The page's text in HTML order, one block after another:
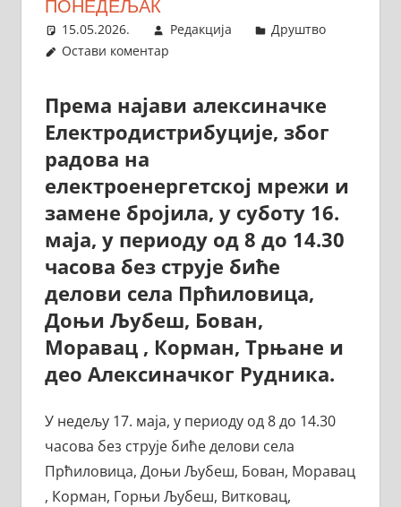
ПОНЕДЕЉАК
15.05.2026. Редакција
Друштво
Остави коментар
Према најави алексиначке
Електродистрибуције, због
радова на
електроенергетској мрежи и
замене бројила, у суботу 16.
маја, у периоду од 8 до 14.30
часова без струје биће
делови села Прћиловица,
Доњи Љубеш, Бован,
Моравац , Корман, Трњане и
део Алексиначког Рудника.
У недељу 17. маја, у периоду од 8 до 14.30
часова без струје биће делови села
Прћиловица, Доњи Љубеш, Бован, Моравац
, Корман, Горњи Љубеш, Витковац,